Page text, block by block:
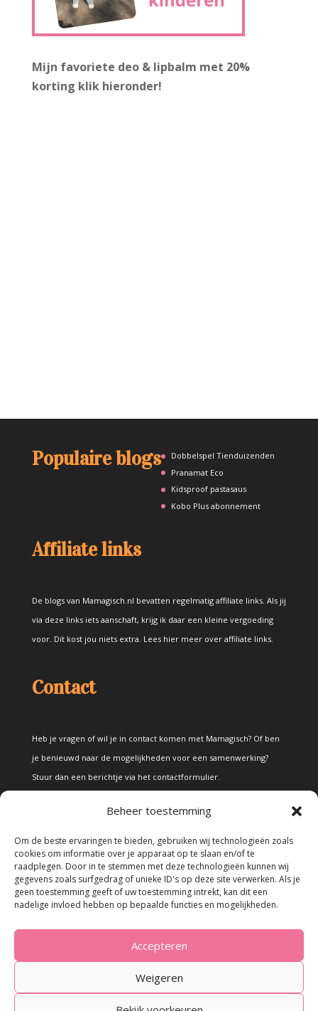
Beheer toestemming
Om de beste ervaringen te bieden, gebruiken wij technologieën zoals
cookies om informatie over je apparaat op te slaan en/of te
raadplegen. Door in te stemmen met deze technologieën kunnen wij
gegevens zoals surfgedrag of unieke ID's op deze site verwerken. Als je
geen toestemming geeft of uw toestemming intrekt, kan dit een
nadelige invloed hebben op bepaalde functies en mogelijkheden.
Accepteren
Weigeren
Mijn favoriete deo & lipbalm met 20%
korting klik hieronder!
Populaire blogs
Dobbelspel Tienduizenden
Pranamat Eco
Kidsproof pastasaus
Kobo Plus abonnement
Affiliate links
De blogs van Mamagisch.nl bevatten regelmatig affiliate links. Als jij
via deze links iets aanschaft, krijg ik daar een kleine vergoeding
voor. Dit kost jou niets extra. Lees hier meer over affiliate links.
Contact
Heb je vragen of wil je in contact komen met Mamagisch? Of ben
je benieuwd naar de mogelijkheden voor een samenwerking?
Stuur dan een berichtje via het contactformulier.
Alle teksten en foto's op deze site zijn eigendom van Mamagisch.
Teksten en foto's van Mamagisch mogen onder geen beding
uitdrukkelijk worden vermeld.